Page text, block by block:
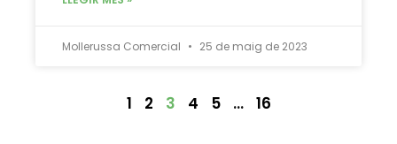
Mollerussa Comercial 25 de maig de 2023
1 2 3 4 5 … 16